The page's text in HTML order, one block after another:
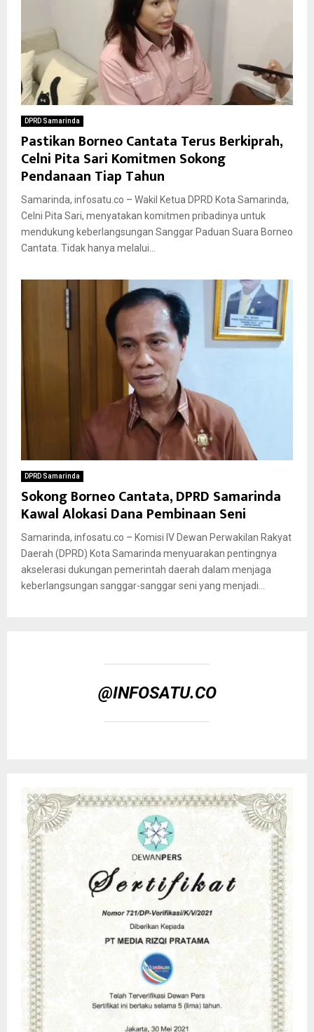
DPRD Samarinda
Pastikan Borneo Cantata Terus Berkiprah,
Celni Pita Sari Komitmen Sokong
Pendanaan Tiap Tahun
Samarinda, infosatu.co – Wakil Ketua DPRD Kota Samarinda,
Celni Pita Sari, menyatakan komitmen pribadinya untuk
mendukung keberlangsungan Sanggar Paduan Suara Borneo
Cantata. Tidak hanya melalui...
DPRD Samarinda
Sokong Borneo Cantata, DPRD Samarinda
Kawal Alokasi Dana Pembinaan Seni
Samarinda, infosatu.co – Komisi IV Dewan Perwakilan Rakyat
Daerah (DPRD) Kota Samarinda menyuarakan pentingnya
akselerasi dukungan pemerintah daerah dalam menjaga
keberlangsungan sanggar-sanggar seni yang menjadi...
@INFOSATU.CO